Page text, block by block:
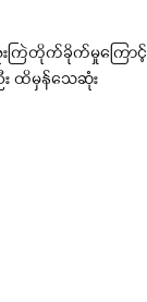
ကြဲတိုက်ခိုက်မှုကြောင့်
း ထိမှန်သေဆုံး